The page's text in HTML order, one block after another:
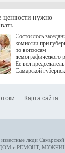
определенными
К ним можно
возникающие при
данными
более динамичного
проникновения
сегмент
отраслевое
рассказала Ольга
ходе сессии
качества жизни" в
ПМЭФ 2025. В
ценности нужно
Состоялось
комиссии при
по вопросам
демографического
Ее вел председатель
Самарской
Карта сайта
известные люди
и РЕМОНТ,